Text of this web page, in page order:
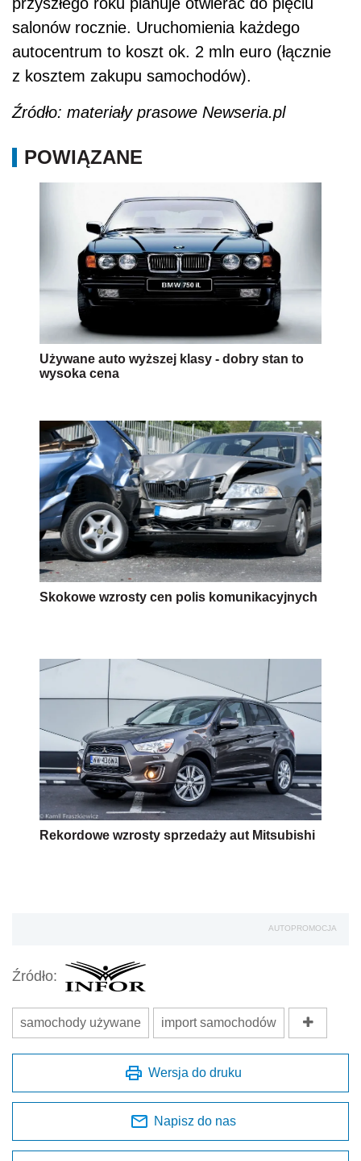
salonów rocznie. Uruchomienia każdego
autocentrum to koszt ok. 2 mln euro (łącznie
z kosztem zakupu samochodów).
Źródło: materiały prasowe Newseria.pl
POWIĄZANE
Używane auto wyższej klasy - dobry stan to
wysoka cena
Skokowe wzrosty cen polis komunikacyjnych
Rekordowe wzrosty sprzedaży aut Mitsubishi
AUTOPROMOCJA
Źródło:
samochody używane import samochodów
Wersja do druku
Napisz do nas